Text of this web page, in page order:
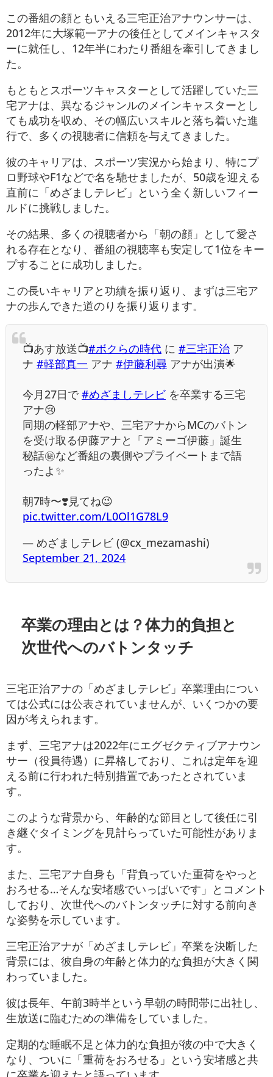
この番組の顔ともいえる三宅正治アナウンサーは、
2012年に大塚範一アナの後任としてメインキャスタ
ーに就任し、12年半にわたり番組を牽引してきまし
た。
もともとスポーツキャスターとして活躍していた三
宅アナは、異なるジャンルのメインキャスターとし
ても成功を収め、その幅広いスキルと落ち着いた進
行で、多くの視聴者に信頼を与えてきました。
彼のキャリアは、スポーツ実況から始まり、特にプ
ロ野球やF1などで名を馳せましたが、50歳を迎える
直前に「めざましテレビ」という全く新しいフィー
ルドに挑戦しました。
その結果、多くの視聴者から「朝の顔」として愛さ
れる存在となり、番組の視聴率も安定して1位をキー
プすることに成功しました。
この長いキャリアと功績を振り返り、まずは三宅ア
ナの歩んできた道のりを振り返ります。
📺あす放送📺#ボクらの時代 に #三宅正治 ア
ナ #軽部真一 アナ #伊藤利尋 アナが出演🌟
今月27日で#めざましテレビ を卒業する三宅
アナ😢
同期の軽部アナや、三宅アナからMCのバトン
を受け取る伊藤アナと「アミーゴ伊藤」誕生
秘話㊙️など番組の裏側やプライベートまで語
ったよ✨
朝7時〜❣️見てね😉
pic.twitter.com/L0Ol1G78L9
— めざましテレビ (@cx_mezamashi)
September 21, 2024
卒業の理由とは？体力的負担と
次世代へのバトンタッチ
三宅正治アナの「めざましテレビ」卒業理由につい
ては公式には公表されていませんが、いくつかの要
因が考えられます。
まず、三宅アナは2022年にエグゼクティブアナウン
サー（役員待遇）に昇格しており、これは定年を迎
える前に行われた特別措置であったとされていま
す。
このような背景から、年齢的な節目として後任に引
き継ぐタイミングを見計らっていた可能性がありま
す。
また、三宅アナ自身も「背負っていた重荷をやっと
おろせる…そんな安堵感でいっぱいです」とコメント
しており、次世代へのバトンタッチに対する前向き
な姿勢を示しています。
三宅正治アナが「めざましテレビ」卒業を決断した
背景には、彼自身の年齢と体力的な負担が大きく関
わっていました。
彼は長年、午前3時半という早朝の時間帯に出社し、
生放送に臨むための準備をしていました。
定期的な睡眠不足と体力的な負担が彼の中で大きく
なり、ついに「重荷をおろせる」という安堵感と共